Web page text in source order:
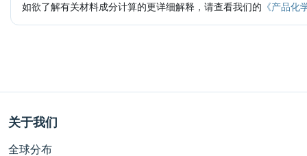
如欲了解有关材料成分计算的更详细解释，请查看我们的 《产品化
关于我们
全球分布